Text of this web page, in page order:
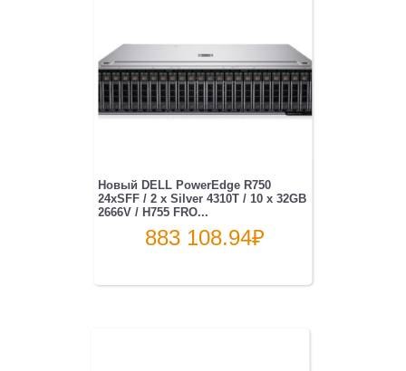
Новый DELL PowerEdge R750
24xSFF / 2 x Silver 4310T / 10 x 32GB
2666V / H755 FRO...
883 108.94₽